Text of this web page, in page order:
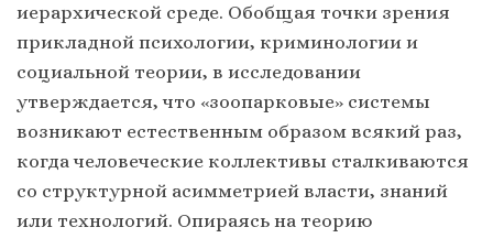
иерархической среде. Обобщая точки зрения
прикладной психологии, криминологии и
социальной теории, в исследовании
утверждается, что «зоопарковые» системы
возникают естественным образом всякий раз,
когда человеческие коллективы сталкиваются
со структурной асимметрией власти, знаний
или технологий. Опираясь на теорию